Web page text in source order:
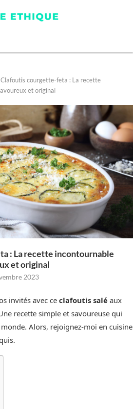
Clafoutis courgette-feta : La recette
et original
: La recette incontournable
et original
2023
invités avec ce clafoutis salé aux
recette simple et savoureuse qui
Alors, rejoignez-moi en cuisine